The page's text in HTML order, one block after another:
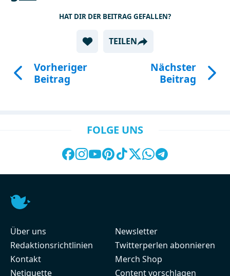
HAT DIR DER BEITRAG GEFALLEN?
TEILEN
Vorheriger
Beitrag
Nächster
Beitrag
FOLGE UNS
Über uns
Redaktionsrichtlinien
Kontakt
Netiquette
Newsletter
Twitterperlen abonnieren
Merch Shop
Content vorschlagen